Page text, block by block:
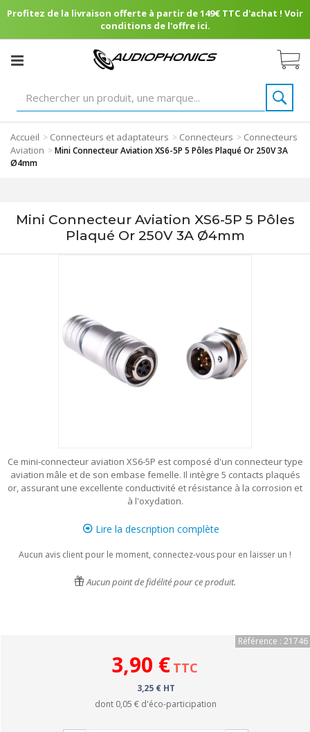
Profitez de la livraison offerte à partir de 149€ TTC d'achat ! Voir
conditions de l'offre ici.
Accueil > Connecteurs et adaptateurs > Connecteurs > Connecteurs
Aviation >Mini Connecteur Aviation XS6-5P 5 Pôles Plaqué Or 250V 3A
Ø4mm
Mini Connecteur Aviation XS6-5P 5 Pôles
Plaqué Or 250V 3A Ø4mm
Ce mini-connecteur aviation XS6-5P est composé d'un connecteur type
aviation mâle et de son embase femelle. Il intègre 5 contacts plaqués
or, assurant une excellente conductivité et résistance à la corrosion et
à l'oxydation.
Lire la description complète
Aucun avis client pour le moment, connectez-vous pour en laisser un !
Aucun point de fidélité pour ce produit.
Référence : 21746
3,90 € TTC
3,25 € HT
dont 0,05 € d'éco-participation